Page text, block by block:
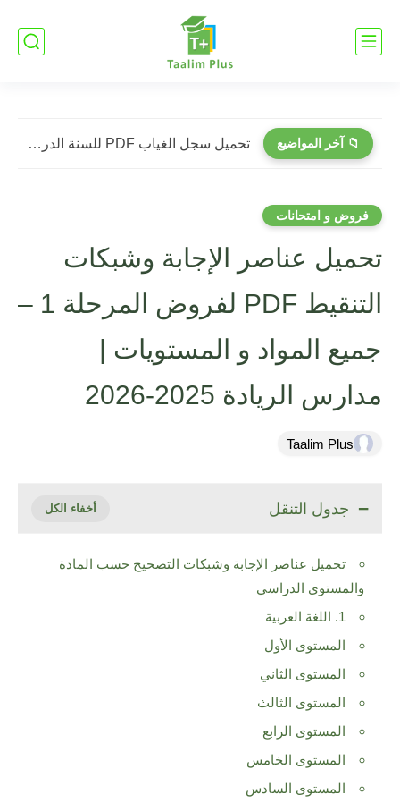
📁 آخر المواضيع تحميل سجل الغياب PDF للسنة الدراسية 2026-2027 | نموذج عملي...
فروض و امتحانات
تحميل عناصر الإجابة وشبكات
التنقيط PDF لفروض المرحلة 1 –
جميع المواد و المستويات |
مدارس الريادة 2025-2026
Taalim Plus
جدول التنقل
تحميل عناصر الإجابة وشبكات التصحيح حسب المادة
والمستوى الدراسي
1. اللغة العربية
المستوى الأول
المستوى الثاني
المستوى الثالث
المستوى الرابع
المستوى الخامس
المستوى السادس